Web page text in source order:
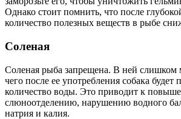
Однако стоит помнить, что после
количество полезных веществ в рыбе
Соленая
Соленая рыба запрещена. В ней слишком
чего после ее употребления собака будет
количество воды. Это приводит к
слюноотделению, нарушению водного
натрия и калия.